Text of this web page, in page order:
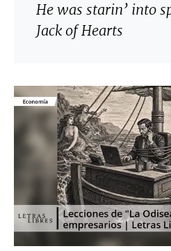
He was starin’ into
Jack of Hearts